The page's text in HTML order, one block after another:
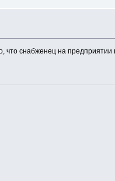
снабженец на